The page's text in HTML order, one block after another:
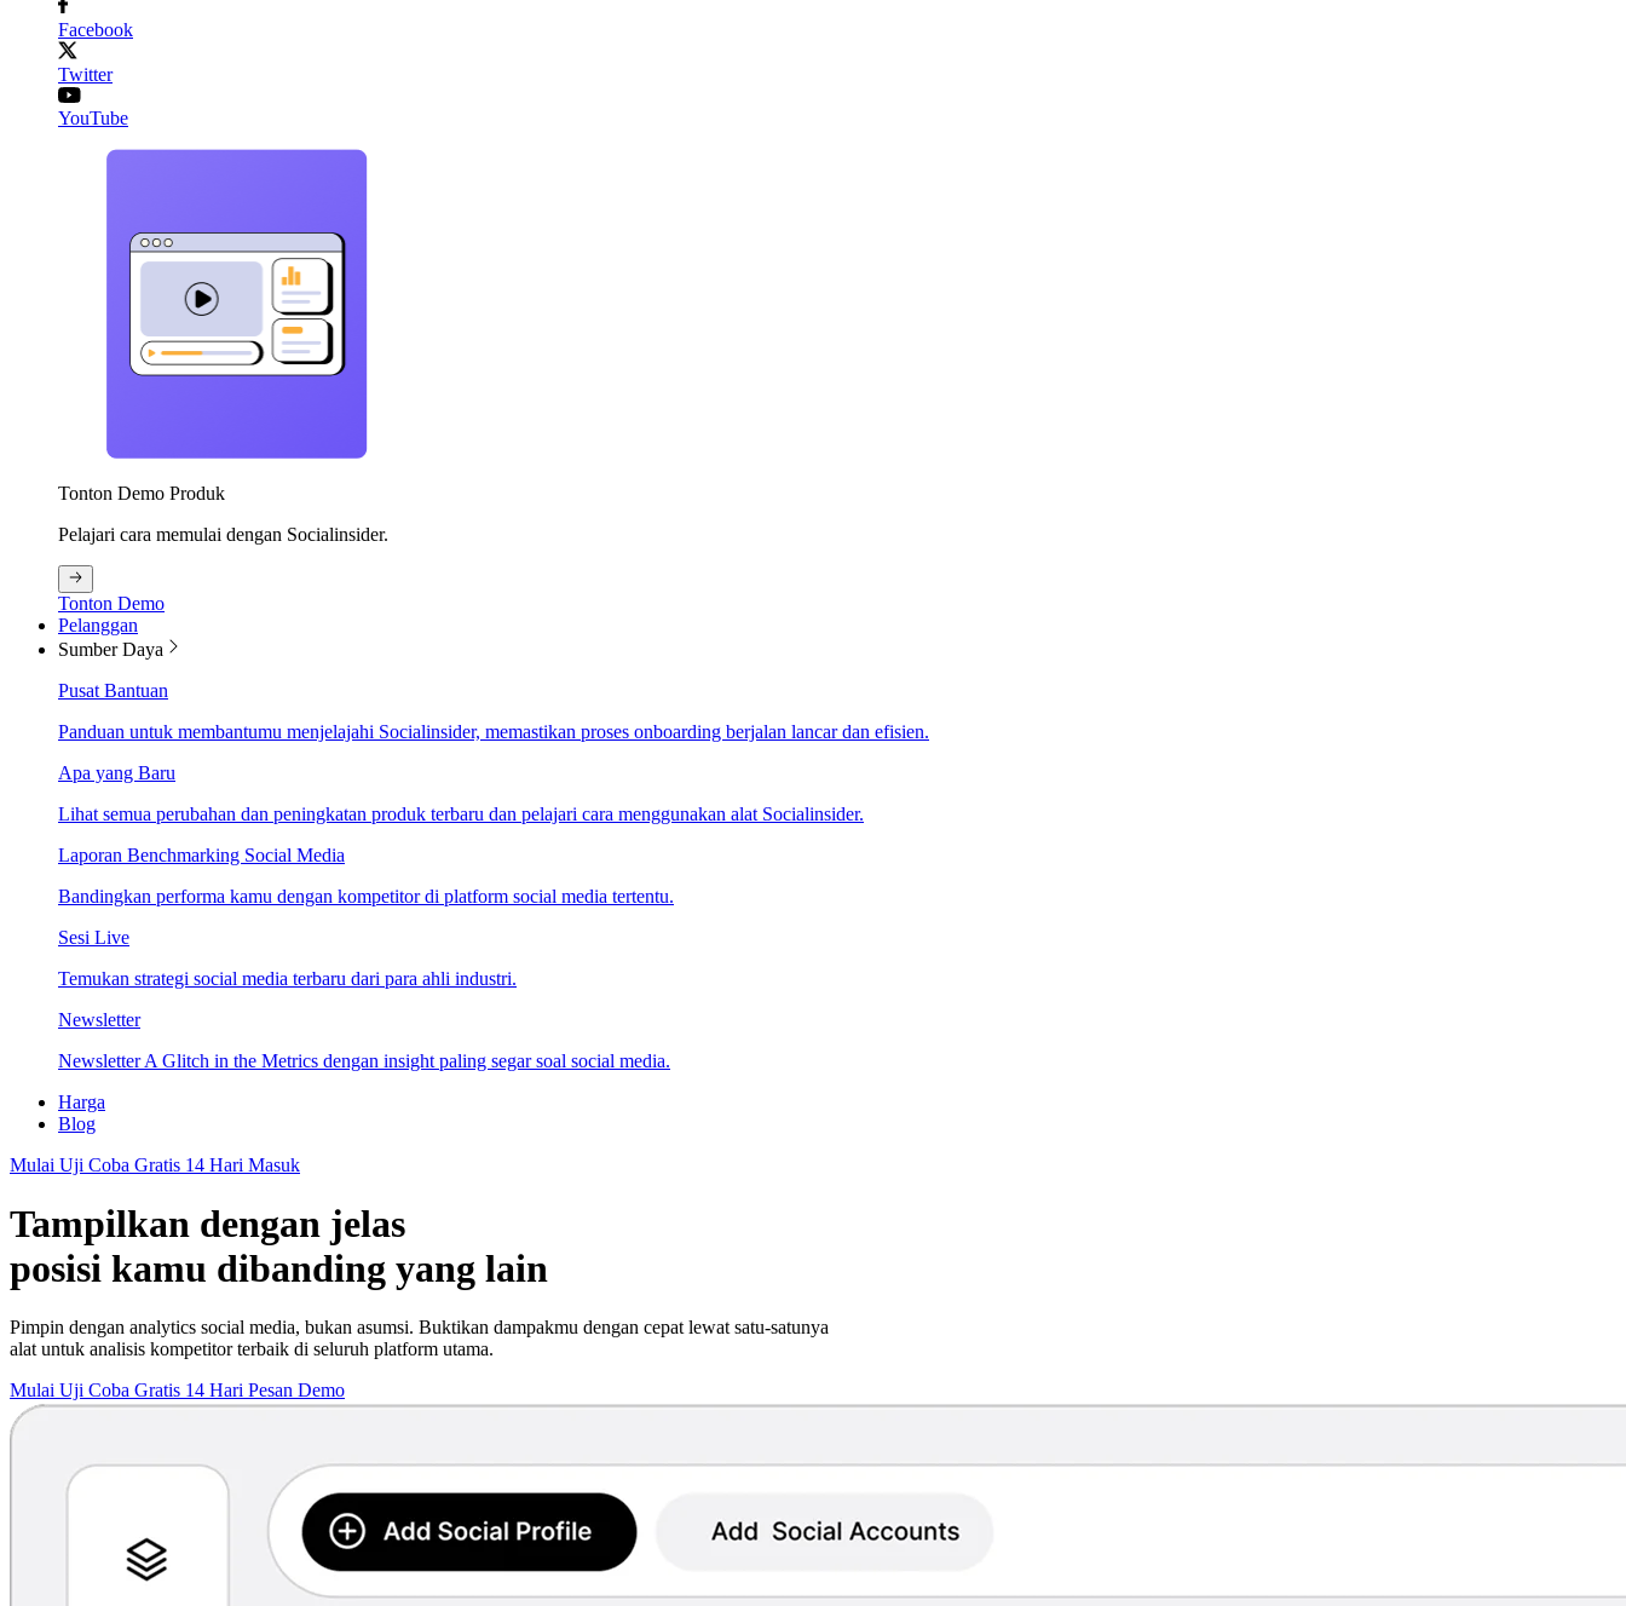
Facebook
Twitter
YouTube
Tonton Demo Produk
Pelajari cara memulai dengan Socialinsider.
Tonton Demo
Pelanggan
Sumber Daya
Pusat Bantuan
Panduan untuk membantumu menjelajahi Socialinsider, memastikan proses onboarding berjalan lancar dan efisien.
Apa yang Baru
Lihat semua perubahan dan peningkatan produk terbaru dan pelajari cara menggunakan alat Socialinsider.
Laporan Benchmarking Social Media
Bandingkan performa kamu dengan kompetitor di platform social media tertentu.
Sesi Live
Temukan strategi social media terbaru dari para ahli industri.
Newsletter
Newsletter A Glitch in the Metrics dengan insight paling segar soal social media.
Harga
Blog
Mulai Uji Coba Gratis 14 Hari Masuk
Tampilkan dengan jelas
posisi kamu dibanding yang lain
Pimpin dengan analytics social media, bukan asumsi. Buktikan dampakmu dengan cepat lewat satu-satunya
alat untuk analisis kompetitor terbaik di seluruh platform utama.
Mulai Uji Coba Gratis 14 Hari Pesan Demo